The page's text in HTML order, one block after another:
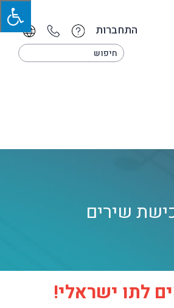
התחברות
שירים
לתו ישראלי!